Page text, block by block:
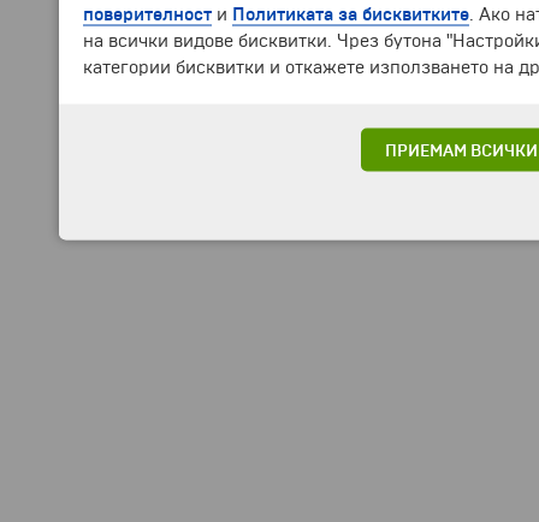
поверителност и Политиката за бисквитките . Ако
на всички видове бисквитки. Чрез бутона
категории бисквитки и откажете използването на
ПРИЕМАМ